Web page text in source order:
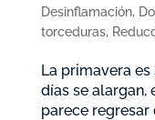
Desinflamación,
torceduras,
La primavera
días se alargan,
parece regresar